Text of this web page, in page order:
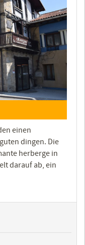
einen
dingen. Die
herberge in
darauf ab, ein